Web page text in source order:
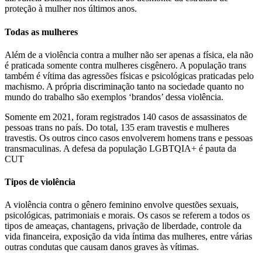
proteção à mulher nos últimos anos.
Todas as mulheres
Além de a violência contra a mulher não ser apenas a física, ela não
é praticada somente contra mulheres cisgênero. A população trans
também é vítima das agressões físicas e psicológicas praticadas pelo
machismo. A própria discriminação tanto na sociedade quanto no
mundo do trabalho são exemplos ‘brandos’ dessa violência.
Somente em 2021, foram registrados 140 casos de assassinatos de
pessoas trans no país. Do total, 135 eram travestis e mulheres
travestis. Os outros cinco casos envolverem homens trans e pessoas
transmaculinas. A defesa da população LGBTQIA+ é pauta da
CUT
Tipos de violência
A violência contra o gênero feminino envolve questões sexuais,
psicológicas, patrimoniais e morais. Os casos se referem a todos os
tipos de ameaças, chantagens, privação de liberdade, controle da
vida financeira, exposição da vida íntima das mulheres, entre várias
outras condutas que causam danos graves às vítimas.